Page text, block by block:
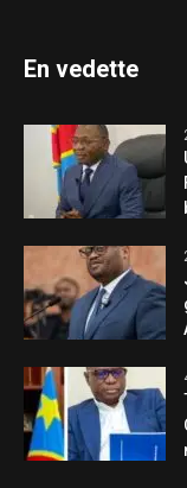
En vedette